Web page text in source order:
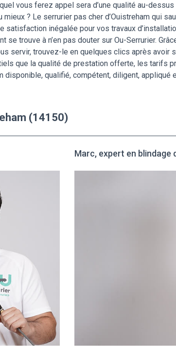
vous ferez appel sera d’une qualité au-
mieux ? Le serrurier pas cher d’Ouistreham qui
satisfaction inégalée pour vos travaux
se trouve à n’en pas douter sur Ou-Serrurier.
servir, trouvez-le en quelques clics après avoir
que la qualité de prestation offerte, les tarifs
disponible, qualifié, compétent, diligent, appliqué
(14150)
Marc, expert en blindage